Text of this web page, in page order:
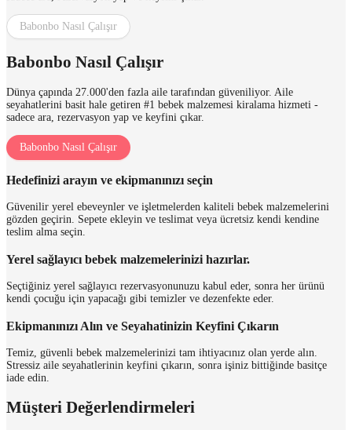
Babonbo Nasıl Çalışır
Babonbo Nasıl Çalışır
Dünya çapında 27.000'den fazla aile tarafından güveniliyor. Aile
seyahatlerini basit hale getiren #1 bebek malzemesi kiralama hizmeti -
sadece ara, rezervasyon yap ve keyfini çıkar.
Babonbo Nasıl Çalışır
Hedefinizi arayın ve ekipmanınızı seçin
Güvenilir yerel ebeveynler ve işletmelerden kaliteli bebek malzemelerini
gözden geçirin. Sepete ekleyin ve teslimat veya ücretsiz kendi kendine
teslim alma seçin.
Yerel sağlayıcı bebek malzemelerinizi hazırlar.
Seçtiğiniz yerel sağlayıcı rezervasyonunuzu kabul eder, sonra her ürünü
kendi çocuğu için yapacağı gibi temizler ve dezenfekte eder.
Ekipmanınızı Alın ve Seyahatinizin Keyfini Çıkarın
Temiz, güvenli bebek malzemelerinizi tam ihtiyacınız olan yerde alın.
Stressiz aile seyahatlerinin keyfini çıkarın, sonra işiniz bittiğinde basitçe
iade edin.
Müşteri Değerlendirmeleri